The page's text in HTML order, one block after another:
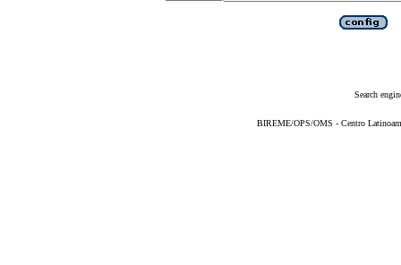
Search
BIREME/OPS/OMS - Centro